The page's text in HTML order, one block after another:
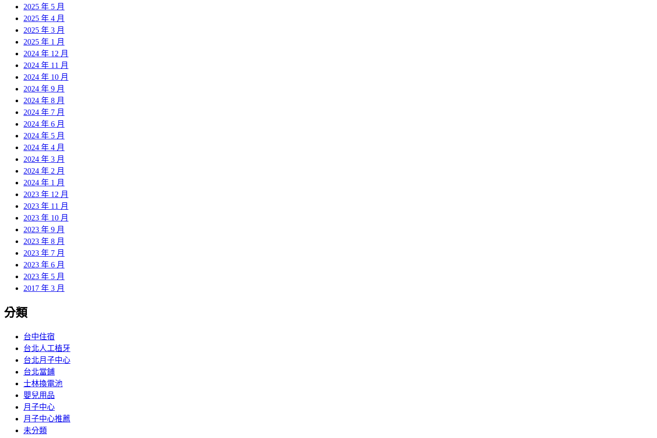
2025 年 5 月
2025 年 4 月
2025 年 3 月
2025 年 1 月
2024 年 12 月
2024 年 11 月
2024 年 10 月
2024 年 9 月
2024 年 8 月
2024 年 7 月
2024 年 6 月
2024 年 5 月
2024 年 4 月
2024 年 3 月
2024 年 2 月
2024 年 1 月
2023 年 12 月
2023 年 11 月
2023 年 10 月
2023 年 9 月
2023 年 8 月
2023 年 7 月
2023 年 6 月
2023 年 5 月
2017 年 3 月
分類
台中住宿
台北人工植牙
台北月子中心
台北當鋪
士林換電池
嬰兒用品
月子中心
月子中心推薦
未分類